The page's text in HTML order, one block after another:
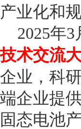
产业化和
2025年3
技术交流
企业，科
端企业提
固态电池